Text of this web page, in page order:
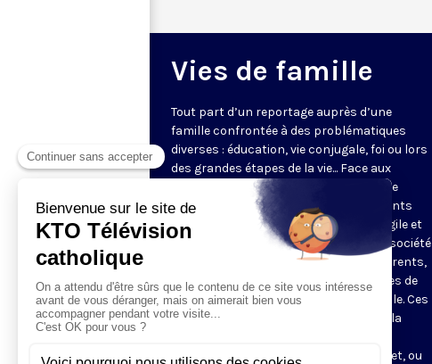
Vies de famille
Tout part d’un reportage auprès d’une
famille confrontée à des problématiques
diverses : éducation, vie conjugale, foi ou lors
des grandes étapes de la vie... Face aux
questions très concrètes, KTO propose
repères et conseils avec des intervenants
d'expérience qui s’appuient sur l’Evangile et
l’anthropologie chrétienne. Dans une société
en pleine évolution, jeunes couples, parents,
grands-parents y trouveront des pistes de
réflexion pour soutenir leur vie de famille. Ces
programmes de 5 minutes sont mis à la
communautés, pour leurs sites internet, ou